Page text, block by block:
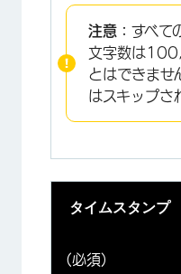
注意： すべて
文字数は
とはできませ
はスキップさ
タイムスタンプ
(必須)